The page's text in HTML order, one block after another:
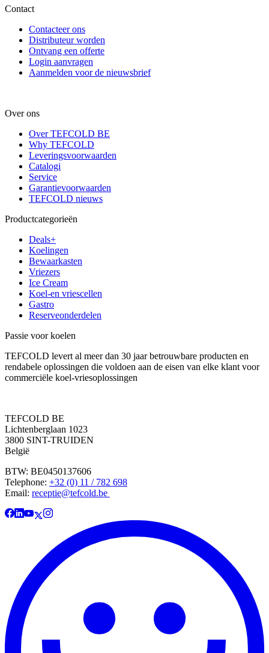
Contact
Contacteer ons
Distributeur worden
Ontvang een offerte
Login aanvragen
Aanmelden voor de nieuwsbrief
Over ons
Over TEFCOLD BE
Why TEFCOLD
Leveringsvoorwaarden
Catalogi
Service
Garantievoorwaarden
TEFCOLD nieuws
Productcategorieën
Deals+
Koelingen
Bewaarkasten
Vriezers
Ice Cream
Koel-en vriescellen
Gastro
Reserveonderdelen
Passie voor koelen
TEFCOLD levert al meer dan 30 jaar betrouwbare producten en
rendabele oplossingen die voldoen aan de eisen van elke klant voor
commerciële koel-vriesoplossingen
TEFCOLD BE
Lichtenberglaan 1023
3800 SINT-TRUIDEN
België
BTW: BE0450137606
Telephone: +32 (0) 11 / 782 698
Email: receptie@tefcold.be